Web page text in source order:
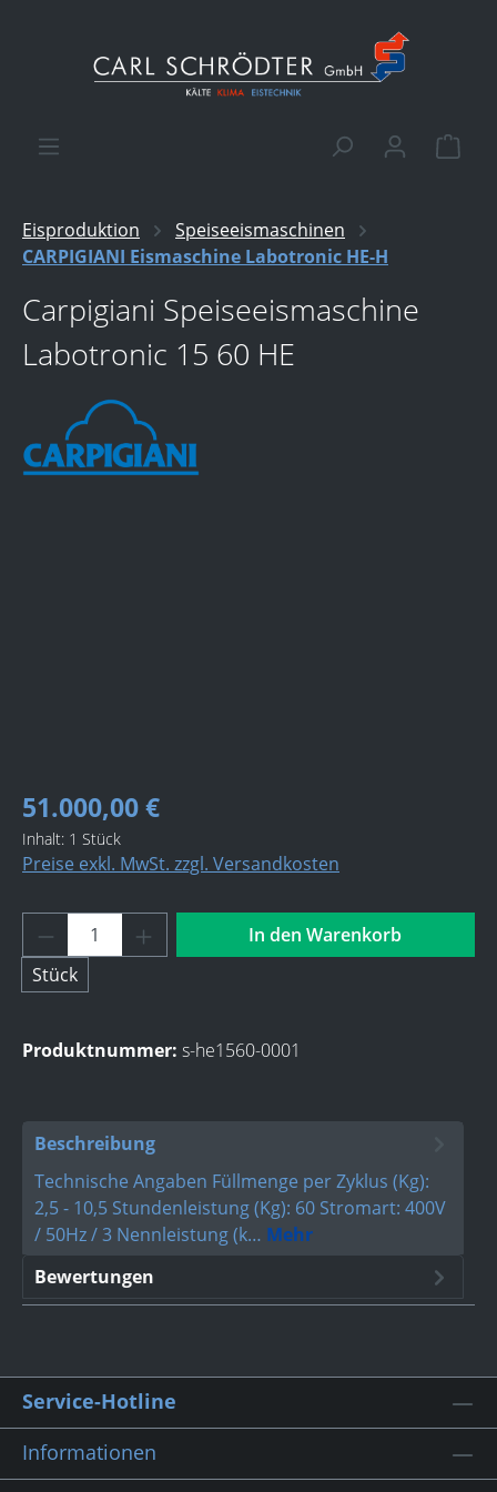
Eisproduktion
Speiseeismaschinen
CARPIGIANI Eismaschine Labotronic HE-H
Carpigiani Speiseeismaschine
Labotronic 15 60 HE
51.000,00 €
Inhalt: 1 Stück
Preise exkl. MwSt. zzgl. Versandkosten
Produkt Anzahl: Gib den gewünschten
Stück
In den Warenkorb
Produktnummer: s-he1560-0001
Beschreibung
Technische Angaben Füllmenge per Zyklus (Kg):
2,5 - 10,5 Stundenleistung (Kg): 60 Stromart: 400V
/ 50Hz / 3 Nennleistung (k… Mehr
Bewertungen
Service-Hotline
Informationen